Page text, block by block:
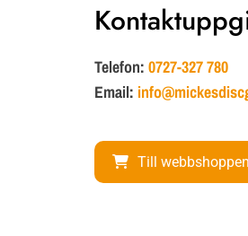
Telefon: 0727-327 780
Email:
Till webbshoppen